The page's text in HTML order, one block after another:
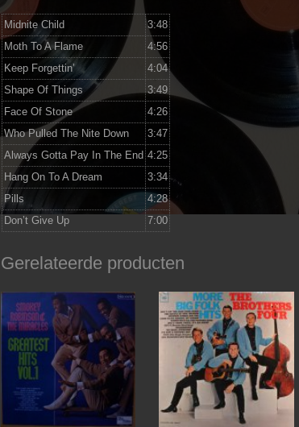
Midnite Child
3:48
Moth To A Flame
4:56
Keep Forgettin’
4:04
Shape Of Things
3:49
Face Of Stone
4:26
Who Pulled The Nite Down
3:47
Always Gotta Pay In The End 4:25
Hang On To A Dream
3:34
Pills
4:28
Don’t Give Up
7:00
Gerelateerde producten